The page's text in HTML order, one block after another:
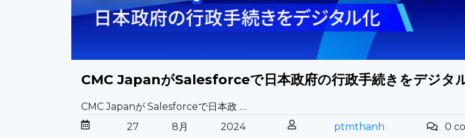
CMC JapanがSalesforceで日本政府の行政手続きをデジタ
CMC Japanが Salesforceで日本政 …
27
8月 2024 ptmthanh 0